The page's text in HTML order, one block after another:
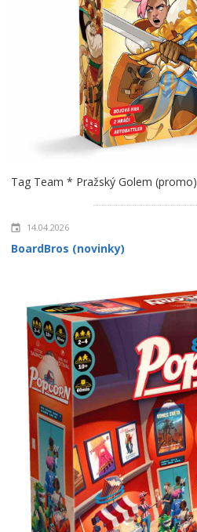
Tag Team * Pražský Golem (promo)
14.04.2026
BoardBros (novinky)